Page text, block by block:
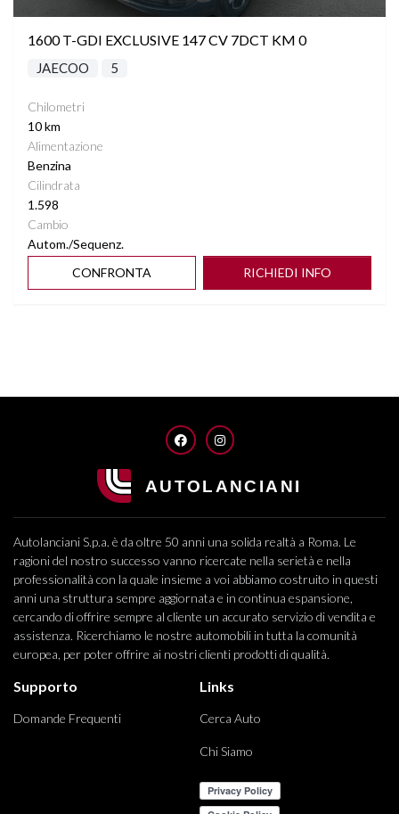
1600 T-GDI EXCLUSIVE 147 CV 7DCT KM 0
JAECOO 5
Chilometri
10 km
Alimentazione
Benzina
Cilindrata
1.598
Cambio
Autom./Sequenz.
CONFRONTA
RICHIEDI INFO
FACEBOOKINSTAGRAM
Autolanciani S.p.a. è da oltre 50 anni una solida realtà a Roma. Le
ragioni del nostro successo vanno ricercate nella serietà e nella
professionalità con la quale insieme a voi abbiamo costruito in questi
anni una struttura sempre aggiornata e in continua espansione,
cercando di offrire sempre al cliente un accurato servizio di vendita e
assistenza. Ricerchiamo le nostre automobili in tutta la comunità
europea, per poter offrire ai nostri clienti prodotti di qualità.
Supporto
Domande Frequenti
Links
Cerca Auto
Chi Siamo